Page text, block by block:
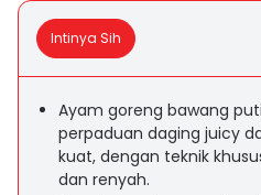
Intinya Sih
Ayam goreng bawang
perpaduan daging juicy
kuat, dengan teknik
dan renyah.